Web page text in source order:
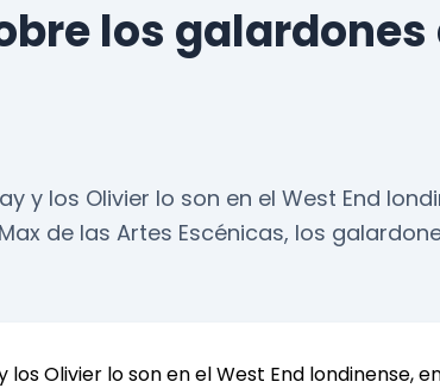
los galardones
y los Olivier lo son en el West End
de las Artes Escénicas, los
Olivier lo son en el West End londinense,